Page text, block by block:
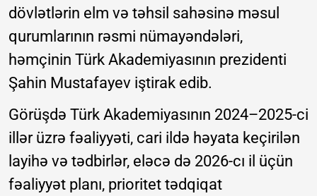
dövlətlərin elm və təhsil sahəsinə məsul
qurumlarının rəsmi nümayəndələri,
həmçinin Türk Akademiyasının prezidenti
Şahin Mustafayev iştirak edib.
Görüşdə Türk Akademiyasının 2024–2025-ci
illər üzrə fəaliyyəti, cari ildə həyata keçirilən
layihə və tədbirlər, eləcə də 2026-cı il üçün
fəaliyyət planı, prioritet tədqiqat